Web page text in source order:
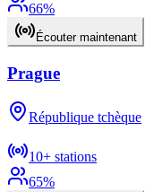
66%
Écouter maintenant
Prague
République tchèque
10+ stations
65%